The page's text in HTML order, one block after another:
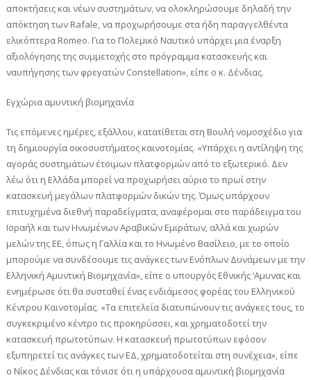
αποκτήσεις και νέων συστημάτων, να ολοκληρώσουμε δηλαδή την
απόκτηση των Rafale, να προχωρήσουμε στα ήδη παραγγελθέντα
ελικόπτερα Romeo. Για το Πολεμικό Ναυτικό υπάρχει μια έναρξη
αξιολόγησης της συμμετοχής στο πρόγραμμα κατασκευής και
ναυπήγησης των φρεγατών Constellation», είπε ο κ. Δένδιας.
Εγχώρια αμυντική βιομηχανία
Τις επόμενες ημέρες, εξάλλου, κατατίθεται στη Βουλή νομοσχέδιο για
τη δημιουργία οικοσυστήματος καινοτομίας. «Υπάρχει η αντίληψη της
αγοράς συστημάτων έτοιμων πλατφορμών από το εξωτερικό. Δεν
λέω ότι η Ελλάδα μπορεί να προχωρήσει αύριο το πρωί στην
κατασκευή μεγάλων πλατφορμών δικών της. Όμως υπάρχουν
επιτυχημένα διεθνή παραδείγματα, αναφέρομαι στο παράδειγμα του
Ισραήλ και των Ηνωμένων Αραβικών Εμιράτων, αλλά και χωρών
μελών της ΕΕ, όπως η Γαλλία και το Ηνωμένο Βασίλειο, με το οποίο
μπορούμε να συνδέσουμε τις ανάγκες των Ενόπλων Δυνάμεων με την
Ελληνική Αμυντική Βιομηχανία», είπε ο υπουργός Εθνικής ‘Αμυνας και
ενημέρωσε ότι θα συσταθεί ένας ενδιάμεσος φορέας του Ελληνικού
Κέντρου Καινοτομίας. «Τα επιτελεία διατυπώνουν τις ανάγκες τους, το
συγκεκριμένο κέντρο τις προκηρύσσει, και χρηματοδοτεί την
κατασκευή πρωτοτύπων. Η κατασκευή πρωτοτύπων εφόσον
εξυπηρετεί τις ανάγκες των ΕΔ, χρηματοδοτείται στη συνέχεια», είπε
ο Νίκος Δένδιας και τόνισε ότι η υπάρχουσα αμυντική βιομηχανία